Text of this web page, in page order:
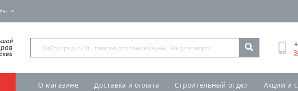
О магазине Доставка и оплата Строительный отдел Акции и